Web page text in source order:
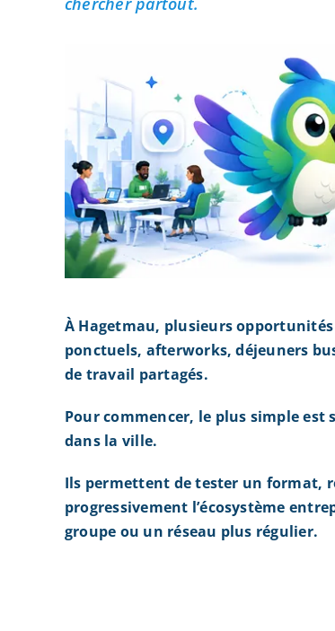
À Hagetmau, plusieurs
ponctuels, afterworks, déjeuners
de travail partagés.
Pour commencer, le plus simple est
dans la ville.
Ils permettent de tester un format,
progressivement l’écosystème
groupe ou un réseau plus régulier.